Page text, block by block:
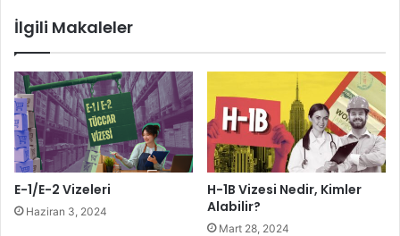
İlgili Makaleler
E-1/E-2 Vizeleri
Haziran 3, 2024
H-1B Vizesi Nedir, Kimler
Alabilir?
Mart 28, 2024